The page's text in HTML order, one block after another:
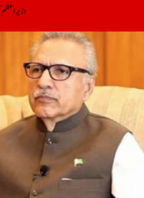
وزیراعظم